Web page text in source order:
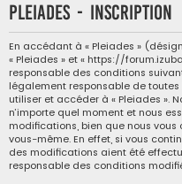
Pleiades - Inscription
En accédant à « Pleiades »
« Pleiades » et « https://
responsable des conditions
légalement responsable de
utiliser et accéder à « Pleiades ».
n’importe quel moment et nous
modifications, bien que nous
vous-même. En effet, si vous
des modifications aient été
responsable des conditions